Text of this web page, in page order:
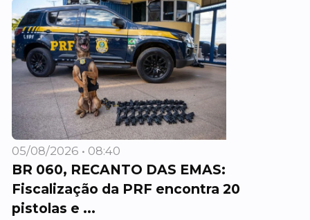
05/08/2026 • 08:40
BR 060, RECANTO DAS EMAS:
Fiscalização da PRF encontra 20
pistolas e ...